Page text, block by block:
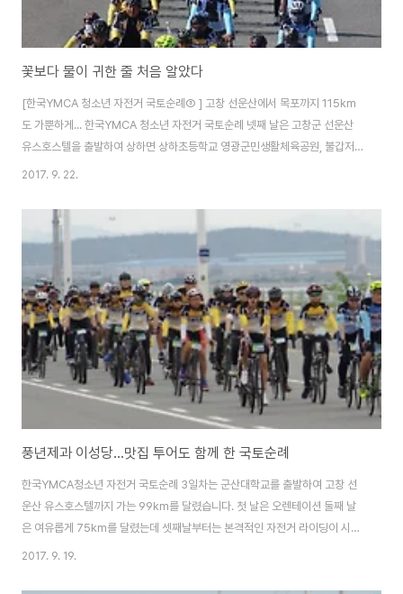
꽃보다 물이 귀한 줄 처음 알았다
[한국YMCA 청소년 자전거 국토순례③ ] 고창 선운산에서 목포까지 115km
도 가뿐하게... 한국YMCA 청소년 자전거 국토순례 넷째 날은 고창군 선운산
유스호스텔을 출발하여 상하면 상하초등학교 영광군민생활체육공원, 불갑저
수지 수변공원, 함평 엑스포공원, 무안군 청계면 청계초등학교를 거쳐 목포시
오랫 동안 자전거를 탔던 사람, 원래부터 자전거를 잘 타는 사람들에겐 하루
115km가 그리 먼 길은 아닙니다. 240km 정도 되는 제주도 자전거 일주 코
스를 하룻 만에 달리는 사람도 있고, 저도 하루 만에 150~160km를 달려 본
경험이 있습니다만, 초보자가 절반 이상 포함된 청소년 자전거 국토순례단과
함께 하루 115km를 ..
2017. 9. 22.
풍년제과 이성당...맛집 투어도 함께 한 국토순례
한국YMCA청소년 자전거 국토순례 3일차는 군산대학교를 출발하여 고창 선
운산 유스호스텔까지 가는 99km를 달렸습니다. 첫 날은 오렌테이션 둘째 날
은 여유롭게 75km를 달렸는데 셋째날부터는 본격적인 자전거 라이딩이 시작
되면서 구간 거리가 100km 내외로 훨씬 길어졌습니다. 구간 거리가 길어지면
2017. 9. 19.